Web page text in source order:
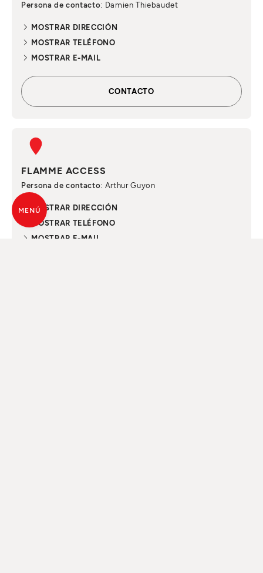
Persona de contacto: Damien Thiebaudet
MOSTRAR DIRECCIÓN
MOSTRAR TELÉFONO
MOSTRAR E-MAIL
CONTACTO
FLAMME ACCESS
Persona de contacto: Arthur Guyon
MOSTRAR DIRECCIÓN
MOSTRAR TELÉFONO
MOSTRAR E-MAIL
MENÚ